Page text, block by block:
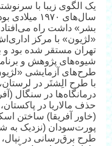
یک الگوی زیبا با
سال‌های ۱۹۷۰
بشر» داشت راه
«لژیون» با مرکز
تهران مستقر شده بود و
شیوه‌های پژوهش و
طرح‌های آزمایشی
با طرح الِشتَر در
درمانگاه‌ها در سنگال
حذف مالاریا در
(خاور آفریقا) ساختن
پورت‌سودان (نزدیک به
طرح برق‌رسانی در